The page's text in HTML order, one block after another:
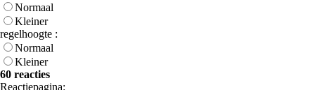
Normaal
Kleiner
regelhoogte :
Normaal
Kleiner
60 reacties
Reactiepagina: